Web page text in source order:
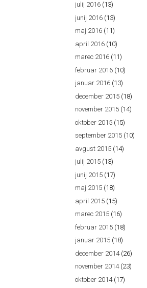
julij 2016 (13)
junij 2016 (13)
maj 2016 (11)
april 2016 (10)
marec 2016 (11)
februar 2016 (10)
januar 2016 (13)
december 2015 (18)
november 2015 (14)
oktober 2015 (15)
september 2015 (10)
avgust 2015 (14)
julij 2015 (13)
junij 2015 (17)
maj 2015 (18)
april 2015 (15)
marec 2015 (16)
februar 2015 (18)
januar 2015 (18)
december 2014(26)
november 2014(23)
oktober 2014(17)